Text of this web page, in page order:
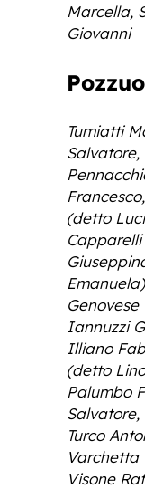
Marcella,
Giovanni
Tumiatti
Salvatore,
(detto
Genovese
Iannuzzi
Illiano
(detto
Palumbo
Salvatore,
Turco
Varchetta
Visone